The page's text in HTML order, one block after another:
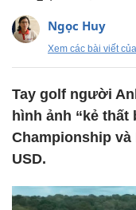
Ngọc Huy
Xem các bài viết
Tay golf người
hình ảnh “kẻ thất
Championship và
USD.